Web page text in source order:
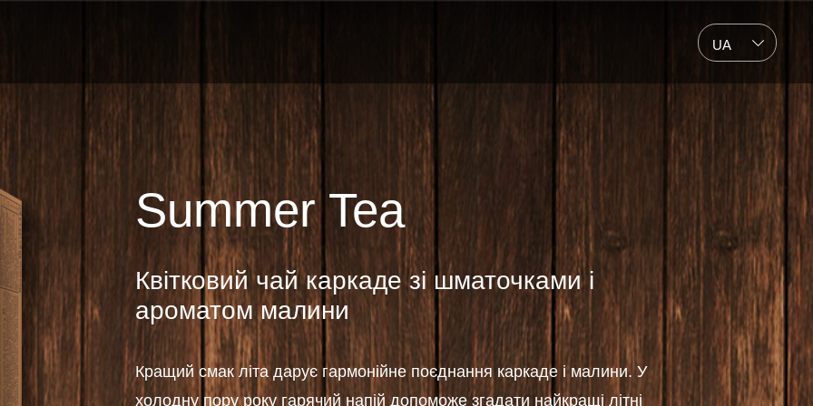
UA
Summer Tea
Квітковий чай каркаде зі шматочками і
ароматом малини
Кращий смак літа дарує гармонійне поєднання каркаде і малини. У
холодну пору року гарячий напій допоможе згадати найкращі літні